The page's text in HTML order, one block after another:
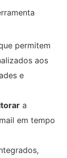
permitem
aos
e
a
em tempo